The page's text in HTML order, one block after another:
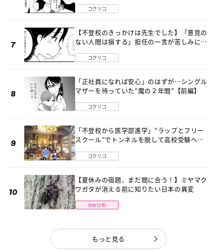
コクリコ
【不登校のきっかけは先生でした】「意見の
ない人間は損する」担任の一言が苦しみに…
コクリコ
「正社員になれば安心」のはずが…シングル
マザーを待っていた“魔の２年間”【前編】
コクリコ
「不登校から医学部進学」“ラップとフリー
スクール”でトンネルを脱して高校受験へ
コクリコ
【夏休みの宿題、まだ間に合う！】ミヤマク
ワガタが消える前に知りたい日本の異変
Aneひめ
もっと見る